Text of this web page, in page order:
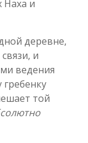
Наха и
деревне,
и
ведения
гребенку
той